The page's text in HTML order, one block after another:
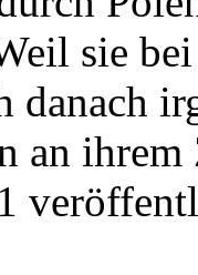
sie
danach
an